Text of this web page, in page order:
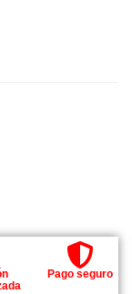
Pago seguro